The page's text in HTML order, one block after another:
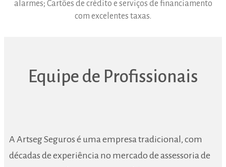
alarmes; Cartões de crédito e serviços de financiamento
com excelentes taxas.
Equipe de Profissionais
A Artseg Seguros é uma empresa tradicional, com
décadas de experiência no mercado de assessoria de